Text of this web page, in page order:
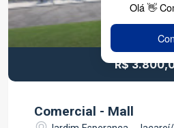
planejada, com granito
dormitórios grandes, bem
social com box blindex,
Escada com degraus bem
corrimão em aço inox
clara e segura. Daquelas
2º ANDAR ? ESPAÇO
(RESIDENCIAL OU
R$
Comercial - Mall